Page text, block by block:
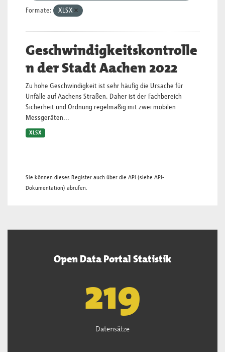
Formate: XLSX
Geschwindigkeitskontrolle
n der Stadt Aachen 2022
Zu hohe Geschwindigkeit ist sehr häufig die Ursache für
Unfälle auf Aachens Straßen. Daher ist der Fachbereich
Sicherheit und Ordnung regelmäßig mit zwei mobilen
Messgeräten...
XLSX
Sie können dieses Register auch über die API (siehe API-
Dokumentation) abrufen.
Open Data Portal Statistik
221
Datensätze